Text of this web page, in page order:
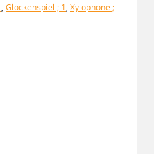
, Glockenspiel ; 1, Xylophone ;